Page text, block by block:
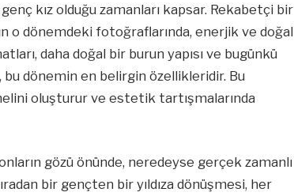
kız olduğu zamanları kapsar. Rekabetçi bir
o dönemdeki fotoğraflarında, enerjik ve doğal
daha doğal bir burun yapısı ve bugünkü
bu dönemin en belirgin özellikleridir. Bu
oluşturur ve estetik tartışmalarında
gözü önünde, neredeyse gerçek zamanlı
bir gençten bir yıldıza dönüşmesi, her